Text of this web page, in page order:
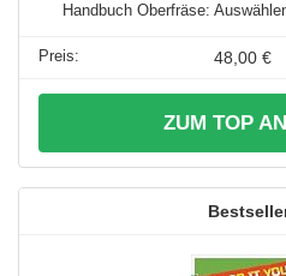
Handbuch Oberfräse:
48,00 €
ZUM TOP